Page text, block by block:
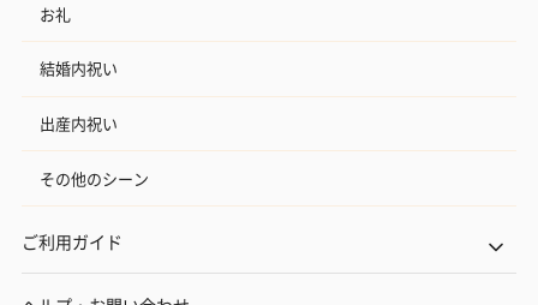
お礼
結婚内祝い
出産内祝い
その他のシーン
ご利用ガイド